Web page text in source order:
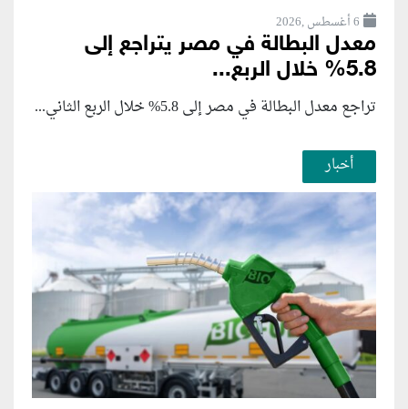
6 أغسطس ,2026
معدل البطالة في مصر يتراجع إلى
5.8% خلال الربع...
تراجع معدل البطالة في مصر إلى 5.8% خلال الربع الثاني...
أخبار